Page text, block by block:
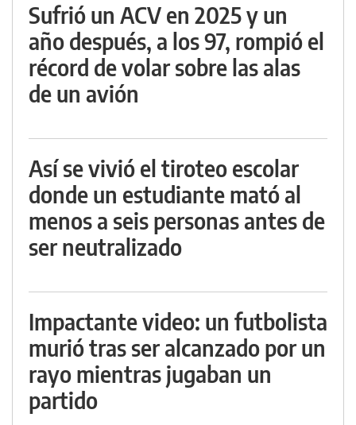
Sufrió un ACV en 2025 y un
año después, a los 97, rompió el
récord de volar sobre las alas
de un avión
Así se vivió el tiroteo escolar
donde un estudiante mató al
menos a seis personas antes de
ser neutralizado
Impactante video: un futbolista
murió tras ser alcanzado por un
rayo mientras jugaban un
partido